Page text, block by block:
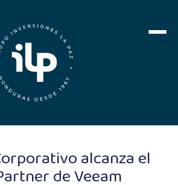
alcanza el
de Veeam